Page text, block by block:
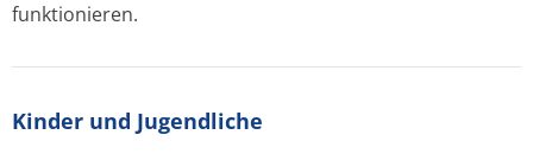
funktionieren.
Kinder und Jugendliche